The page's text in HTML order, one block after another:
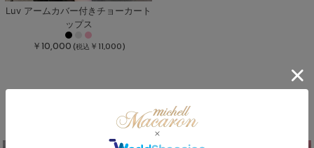
Luv アームカバー付きチョーカート
ップス
￥10,000 (税込 ￥11,000)